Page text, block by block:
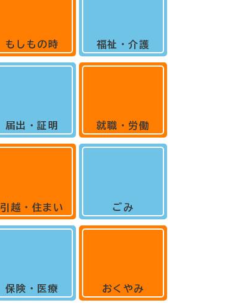
もしもの時
届出・証明
引越・住まい
保険・医療
福祉・介護
就職・労働
ごみ
おくやみ